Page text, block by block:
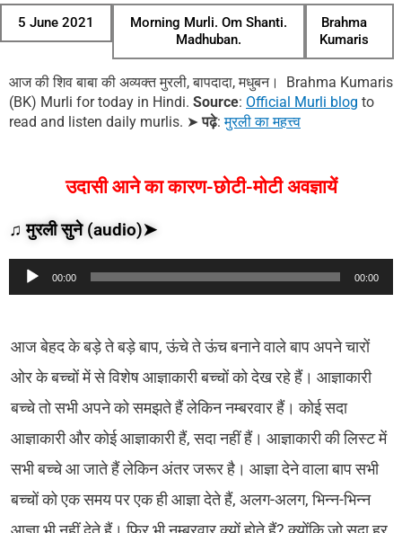
5 June 2021
Morning Murli. Om Shanti.
Madhuban.
Brahma
Kumaris
आज की शिव बाबा की अव्यक्त मुरली, बापदादा, मधुबन। Brahma Kumaris
(BK) Murli for today in Hindi. Source: Official Murli blog to
read and listen daily murlis. ➤पढ़े:मुरली का महत्त्व
उदासी आने का कारण-छोटी-मोटी अवज्ञायें
♫ मुरली सुने (audio)➤
Audio
Player
00:00 00:00
आज बेहद के बड़े ते बड़े बाप, ऊंचे ते ऊंच बनाने वाले बाप अपने चारों
ओर के बच्चों में से विशेष आज्ञाकारी बच्चों को देख रहे हैं। आज्ञाकारी
बच्चे तो सभी अपने को समझते हैं लेकिन नम्बरवार हैं। कोई सदा
आज्ञाकारी और कोई आज्ञाकारी हैं, सदा नहीं हैं। आज्ञाकारी की लिस्ट में
सभी बच्चे आ जाते हैं लेकिन अंतर जरूर है। आज्ञा देने वाला बाप सभी
बच्चों को एक समय पर एक ही आज्ञा देते हैं, अलग-अलग, भिन्न-भिन्न